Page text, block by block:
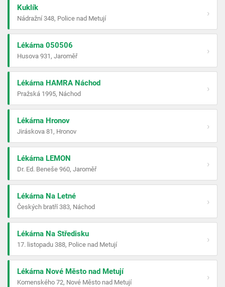
Kuklík
Nádražní 348, Police nad Metují
›
Lékárna 050506
Husova 931, Jaroměř
›
Lékárna HAMRA Náchod
Pražská 1995, Náchod
›
Lékárna Hronov
Jiráskova 81, Hronov
›
Lékárna LEMON
Dr. Ed. Beneše 960, Jaroměř
›
Lékárna Na Letné
Českých bratří 383, Náchod
›
Lékárna Na Středisku
17. listopadu 388, Police nad Metují
›
Lékárna Nové Město nad Metují
Komenského 72, Nové Město nad Metují
›